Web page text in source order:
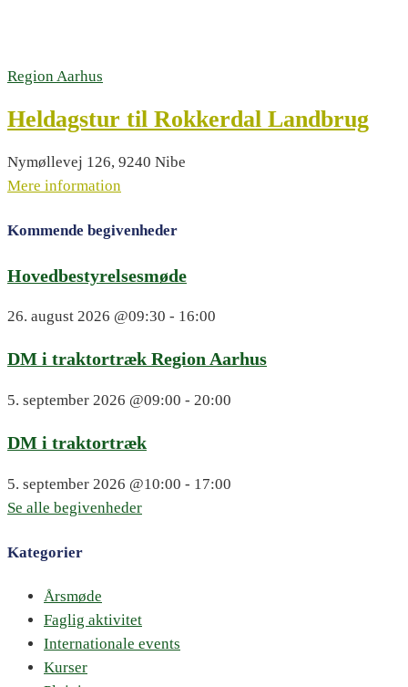
Region Aarhus
Heldagstur til Rokkerdal Landbrug
Nymøllevej 126, 9240 Nibe
Mere information
Kommende begivenheder
Hovedbestyrelsesmøde
26. august 2026 @09:30 - 16:00
DM i traktortræk Region Aarhus
5. september 2026 @09:00 - 20:00
DM i traktortræk
5. september 2026 @10:00 - 17:00
Se alle begivenheder
Kategorier
Årsmøde
Faglig aktivitet
Internationale events
Kurser